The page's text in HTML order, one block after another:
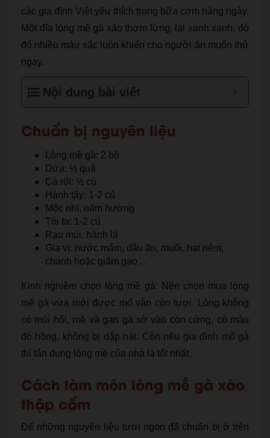
các gia đình Việt yêu thích trong bữa cơm hàng ngày.
Một đĩa lòng mề gà xào thơm lừng, lại xanh xanh, đỏ
đỏ nhiều màu sắc luôn khiến cho người ăn muốn thử
ngay.
Nội dung bài viết
Chuẩn bị nguyên liệu
Lòng mề gà: 2 bộ
Dứa: ½ quả
Cà rốt: ½ củ
Hành tây: 1-2 củ
Mộc nhĩ, nấm hương
Tỏi ta: 1-2 củ
Rau mùi, hành lá
Gia vị: nước mắm, dầu ăn, muối, hạt nêm,
chanh hoặc giấm gạo…
Kinh nghiệm chọn lòng mề gà: Nên chọn mua lòng
mề gà vừa mới được mổ vẫn còn tươi. Lòng không
có mùi hôi, mề và gan gà sờ vào còn cứng, có màu
đỏ hồng, không bị dập nát. Còn nếu gia đình mổ gà
thì tận dụng lòng mề của nhà là tốt nhất.
Cách làm món lòng mề gà xào
thập cẩm
Để những nguyên liệu tươi ngon đã chuẩn bị ở trên